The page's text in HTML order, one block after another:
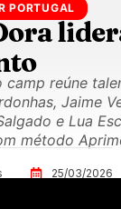
PORTUGAL
camp reúne
Jaime
e Lua
método
25/03/2026